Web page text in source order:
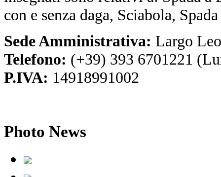
con e senza daga, Sciabola,
Sede Amministrativa: Largo
Telefono: (+39) 393 6701221
P.IVA: 14918991002
Photo News